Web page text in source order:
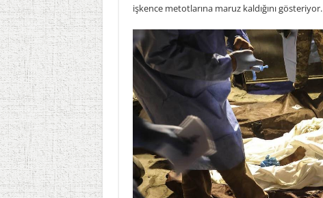
işkence metotlarına maruz kaldığını gösteriyor.